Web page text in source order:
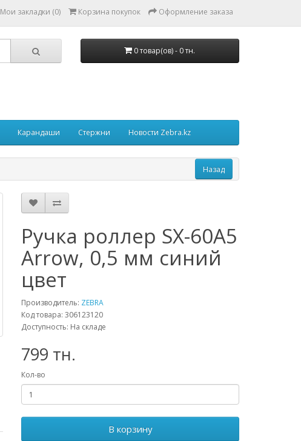
Мои закладки (0) Корзина покупок Оформление заказа
0 товар(ов) - 0 тн.
Карандаши Стержни Новости Zebra.kz
Ручка роллер SX-60A5
Arrow, 0,5 мм синий
цвет
Производитель: ZEBRA
Код товара: 306123120
Доступность: На складе
799 тн.
Кол-во
В корзину